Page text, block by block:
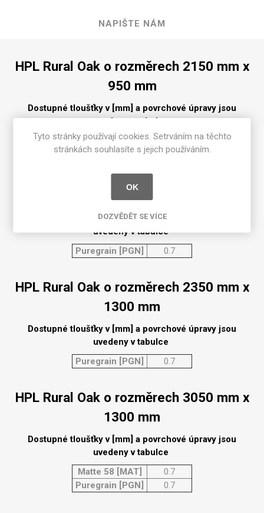
NAPIŠTE NÁM
HPL Rural Oak o rozměrech 2150 mm x
950 mm
Dostupné tloušťky v [mm] a povrchové úpravy jsou
uvedeny v tabulce
Puregrain [PGN]
0.7
HPL Rural Oak o rozměrech 2350 mm x
950 mm
Dostupné tloušťky v [mm] a povrchové úpravy jsou
uvedeny v tabulce
Puregrain [PGN]
0.7
HPL Rural Oak o rozměrech 2350 mm x
1300 mm
Dostupné tloušťky v [mm] a povrchové úpravy jsou
uvedeny v tabulce
Puregrain [PGN]
0.7
HPL Rural Oak o rozměrech 3050 mm x
1300 mm
Dostupné tloušťky v [mm] a povrchové úpravy jsou
uvedeny v tabulce
Matte 58 [MAT]
0.7
Puregrain [PGN]
0.7
Tyto stránky používají cookies. Setrváním na těchto
stránkách souhlasíte s jejich používáním.
OK
DOZVĚDĚT SE VÍCE